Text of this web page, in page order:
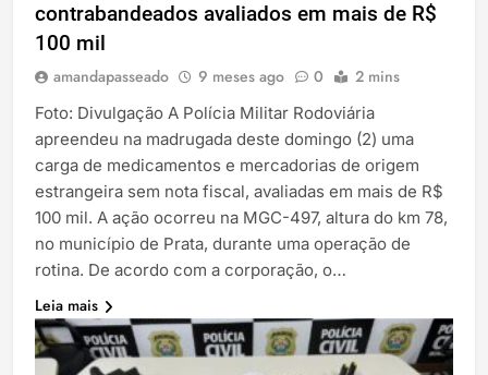
contrabandeados avaliados em mais de R$
100 mil
amandapasseado 9 meses ago 0 2 mins
Foto: Divulgação A Polícia Militar Rodoviária
apreendeu na madrugada deste domingo (2) uma
carga de medicamentos e mercadorias de origem
estrangeira sem nota fiscal, avaliadas em mais de R$
100 mil. A ação ocorreu na MGC-497, altura do km 78,
no município de Prata, durante uma operação de
rotina. De acordo com a corporação, o…
Leia mais